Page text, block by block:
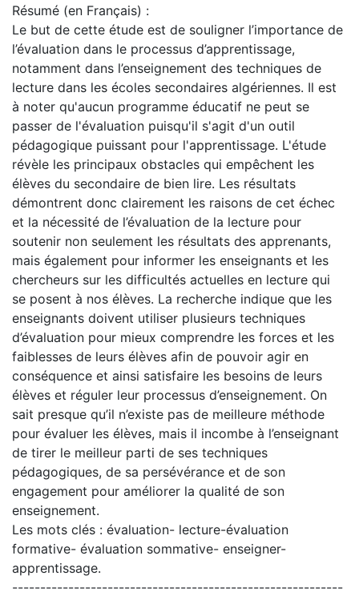
Résumé (en Français) :
Le but de cette étude est de souligner l’importance de
l’évaluation dans le processus d’apprentissage,
notamment dans l’enseignement des techniques de
lecture dans les écoles secondaires algériennes. Il est
à noter qu'aucun programme éducatif ne peut se
passer de l'évaluation puisqu'il s'agit d'un outil
pédagogique puissant pour l'apprentissage. L'étude
révèle les principaux obstacles qui empêchent les
élèves du secondaire de bien lire. Les résultats
démontrent donc clairement les raisons de cet échec
et la nécessité de l’évaluation de la lecture pour
soutenir non seulement les résultats des apprenants,
mais également pour informer les enseignants et les
chercheurs sur les difficultés actuelles en lecture qui
se posent à nos élèves. La recherche indique que les
enseignants doivent utiliser plusieurs techniques
d’évaluation pour mieux comprendre les forces et les
faiblesses de leurs élèves afin de pouvoir agir en
conséquence et ainsi satisfaire les besoins de leurs
élèves et réguler leur processus d’enseignement. On
sait presque qu’il n’existe pas de meilleure méthode
pour évaluer les élèves, mais il incombe à l’enseignant
de tirer le meilleur parti de ses techniques
pédagogiques, de sa persévérance et de son
engagement pour améliorer la qualité de son
enseignement.
Les mots clés : évaluation- lecture-évaluation
formative- évaluation sommative- enseigner-
apprentissage.
-----------------------------------------------------------